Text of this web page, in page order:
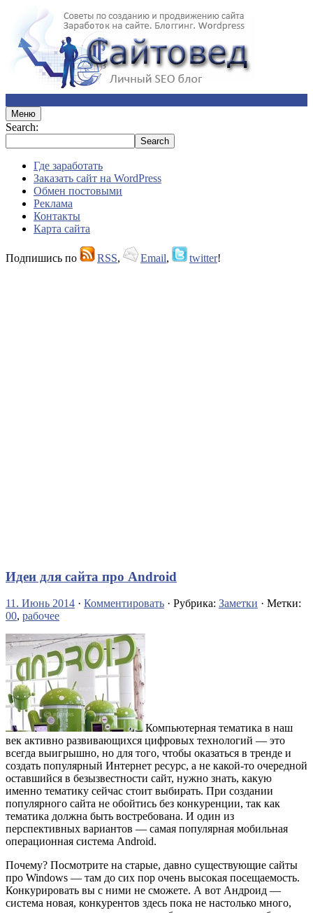
Меню
Search:
Где заработать
Заказать сайт на WordPress
Обмен постовыми
Реклама
Контакты
Карта сайта
Подпишись по RSS, Email, twitter!
Идеи для сайта про Android
11. Июнь 2014 · Комментировать · Рубрика: Заметки · Метки:
00, рабочее
Компьютерная тематика в наш
век активно развивающихся цифровых технологий — это
всегда выигрышно, но для того, чтобы оказаться в тренде и
создать популярный Интернет ресурс, а не какой-то очередной
оставшийся в безызвестности сайт, нужно знать, какую
именно тематику сейчас стоит выбирать. При создании
популярного сайта не обойтись без конкуренции, так как
тематика должна быть востребована. И один из
перспективных вариантов — самая популярная мобильная
операционная система Android.
Почему? Посмотрите на старые, давно существующие сайты
про Windows — там до сих пор очень высокая посещаемость.
Конкурировать вы с ними не сможете. А вот Андроид —
система новая, конкурентов здесь пока не настолько много,